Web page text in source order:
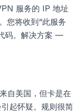
服务的 IP 地址
您将收到“此服务
码。解决方案 —
自美国，但卡是在
起怀疑。规则很简